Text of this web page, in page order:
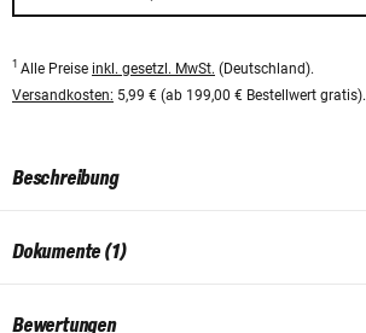
1 Alle Preise inkl. gesetzl. MwSt. (Deutschland).
Versandkosten: 5,99 € (ab 199,00 € Bestellwert gratis).
Beschreibung
Dokumente (1)
Bewertungen